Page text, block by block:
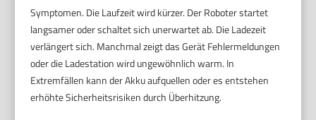
Symptomen. Die Laufzeit wird kürzer. Der Roboter startet
langsamer oder schaltet sich unerwartet ab. Die Ladezeit
verlängert sich. Manchmal zeigt das Gerät Fehlermeldungen
oder die Ladestation wird ungewöhnlich warm. In
Extremfällen kann der Akku aufquellen oder es entstehen
erhöhte Sicherheitsrisiken durch Überhitzung.